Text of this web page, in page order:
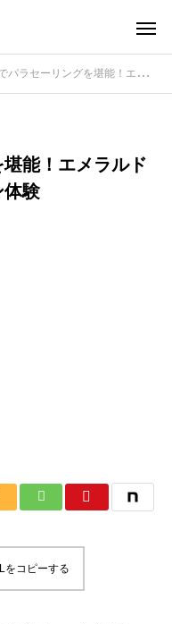
リングを堪能！エメラルドの海を見下ろす爽快マリン体験
能！エメラルド
体験
をコピーする